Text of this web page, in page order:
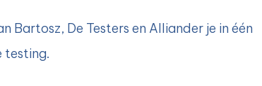
Bartosz, De Testers en Alliander je in één
testing.